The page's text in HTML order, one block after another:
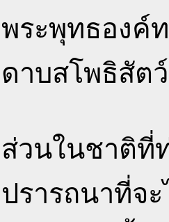
พระพุทธองค์
ดาบสโพธิสัต
ส่วนในชาติที่
ปรารถนาที่จ